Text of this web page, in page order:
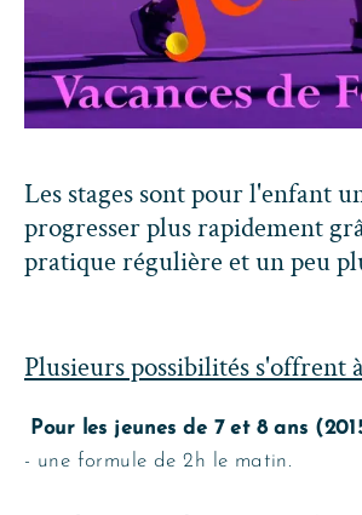
Les stages sont pour l'enfant
progresser plus rapidement
pratique régulière et un peu
Plusieurs possibilités s'offrent
Pour les jeunes de 7 et 8 ans
- une formule de 2h le matin.